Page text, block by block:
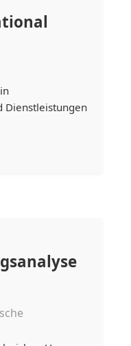
Dienstleistungen